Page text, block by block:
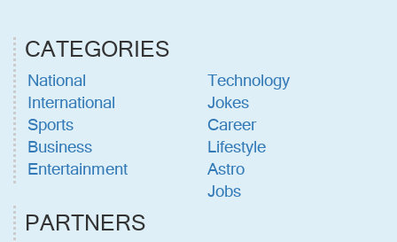
CATEGORIES
National
International
Sports
Business
Entertainment
Technology
Jokes
Career
Lifestyle
Astro
Jobs
PARTNERS